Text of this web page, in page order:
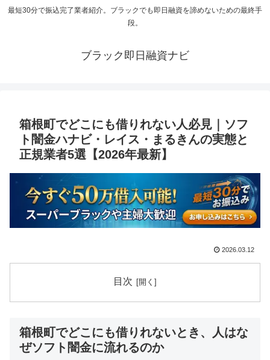
最短30分で振込完了業者紹介。ブラックでも即日融資を諦めないための最終手
段。
ブラック即日融資ナビ
箱根町でどこにも借りれない人必見｜ソフ
ト闇金ハナビ・レイス・まるきんの実態と
正規業者5選【2026年最新】
2026.03.12
目次
箱根町でどこにも借りれないとき、人はな
ぜソフト闇金に流れるのか